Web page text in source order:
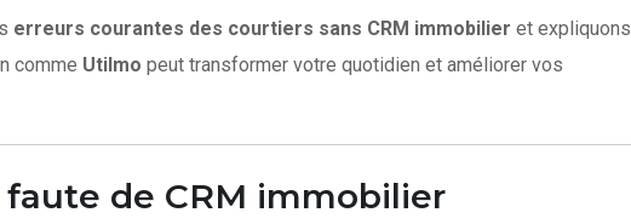
erreurs courantes des courtiers sans CRM immobilier et expliquons
comme Utilmo peut transformer votre quotidien et améliorer vos
faute de CRM immobilier